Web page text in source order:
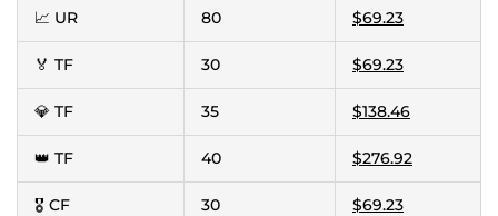
📈 UR 80 $69.23
🏅 TF 30 $69.23
💎 TF 35 $138.46
👑 TF 40 $276.92
🎖️ CF 30 $69.23